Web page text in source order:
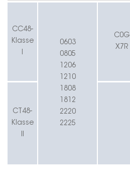
CC48-
Klasse
I
0603
0805
1206
1210
1808
1812
2220
2225
C0G
X7R
CT 48-
Klasse
II